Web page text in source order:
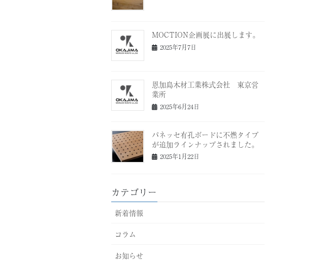
MOCTION企画展に出展します。
2025年7月7日
恩加島木材工業株式会社 東京営
業所
2025年6月24日
パネッセ有孔ボードに不燃タイプ
が追加ラインナップされました。
2025年1月22日
カテゴリー
新着情報
コラム
お知らせ